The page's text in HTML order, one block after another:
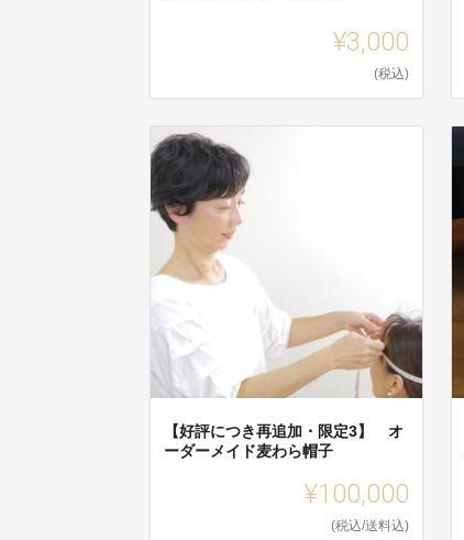
¥3,000
(税込)
【好評につき再追加・限定3】 オ
ーダーメイド麦わら帽子
¥100,000
(税込/送料込)